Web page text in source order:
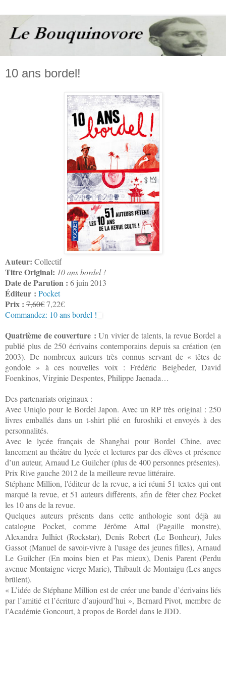
10 ans bordel!
Auteur: Collectif
Titre Original: 10 ans bordel !
Date de Parution : 6 juin 2013
Éditeur : Pocket
Prix : 7,60€7,22€
Commandez: 10 ans bordel !
Quatrième de couverture : Un vivier de talents, la revue Bordel a
publié plus de 250 écrivains contemporains depuis sa création (en
2003). De nombreux auteurs très connus servant de « têtes de
gondole » à ces nouvelles voix : Frédéric Beigbeder, David
Foenkinos, Virginie Despentes, Philippe Jaenada…
Des partenariats originaux :
Avec Uniqlo pour le Bordel Japon. Avec un RP très original : 250
livres emballés dans un t-shirt plié en furoshiki et envoyés à des
personnalités.
Avec le lycée français de Shanghai pour Bordel Chine, avec
lancement au théâtre du lycée et lectures par des élèves et présence
d’un auteur, Arnaud Le Guilcher (plus de 400 personnes présentes).
Prix Rive gauche 2012 de la meilleure revue littéraire.
Stéphane Million, l'éditeur de la revue, a ici réuni 51 textes qui ont
marqué la revue, et 51 auteurs différents, afin de fêter chez Pocket
les 10 ans de la revue.
Quelques auteurs présents dans cette anthologie sont déjà au
catalogue Pocket, comme Jérôme Attal (Pagaille monstre),
Alexandra Julhiet (Rockstar), Denis Robert (Le Bonheur), Jules
Gassot (Manuel de savoir-vivre à l'usage des jeunes filles), Arnaud
Le Guilcher (En moins bien et Pas mieux), Denis Parent (Perdu
avenue Montaigne vierge Marie), Thibault de Montaigu (Les anges
brûlent).
« L’idée de Stéphane Million est de créer une bande d’écrivains liés
par l’amitié et l’écriture d’aujourd’hui », Bernard Pivot, membre de
l’Académie Goncourt, à propos de Bordel dans le JDD.